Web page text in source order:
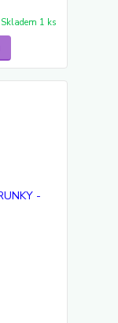
Skladem 1 ks